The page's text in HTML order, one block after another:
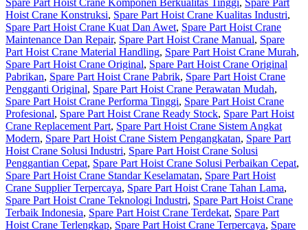
Spare Part Hoist Crane Komponen Berkualitas Tinggi, Spare Part
Hoist Crane Konstruksi, Spare Part Hoist Crane Kualitas Industri,
Spare Part Hoist Crane Kuat Dan Awet, Spare Part Hoist Crane
Maintenance Dan Repair, Spare Part Hoist Crane Manual, Spare
Part Hoist Crane Material Handling, Spare Part Hoist Crane Murah,
Spare Part Hoist Crane Original, Spare Part Hoist Crane Original
Pabrikan, Spare Part Hoist Crane Pabrik, Spare Part Hoist Crane
Pengganti Original, Spare Part Hoist Crane Perawatan Mudah,
Spare Part Hoist Crane Performa Tinggi, Spare Part Hoist Crane
Profesional, Spare Part Hoist Crane Ready Stock, Spare Part Hoist
Crane Replacement Part, Spare Part Hoist Crane Sistem Angkat
Modern, Spare Part Hoist Crane Sistem Pengangkatan, Spare Part
Hoist Crane Solusi Industri, Spare Part Hoist Crane Solusi
Penggantian Cepat, Spare Part Hoist Crane Solusi Perbaikan Cepat,
Spare Part Hoist Crane Standar Keselamatan, Spare Part Hoist
Crane Supplier Terpercaya, Spare Part Hoist Crane Tahan Lama,
Spare Part Hoist Crane Teknologi Industri, Spare Part Hoist Crane
Terbaik Indonesia, Spare Part Hoist Crane Terdekat, Spare Part
Hoist Crane Terlengkap, Spare Part Hoist Crane Terpercaya, Spare